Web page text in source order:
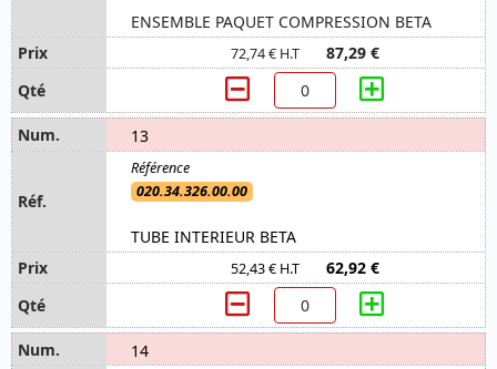
ENSEMBLE PAQUET COMPRESSION BETA
72,74 € H.T 87,29 €
13
020.34.326.00.00
TUBE INTERIEUR BETA
52,43 € H.T 62,92 €
14